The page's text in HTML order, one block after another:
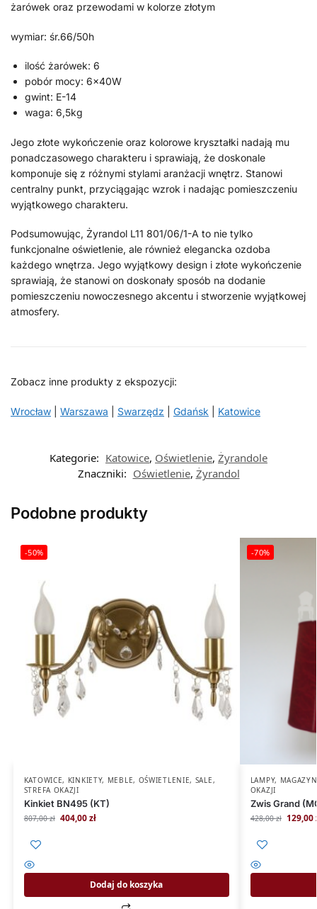
żarówek oraz przewodami w kolorze złotym
wymiar: śr.66/50h
ilość żarówek: 6
pobór mocy: 6x40W
gwint: E-14
waga: 6,5kg
Jego złote wykończenie oraz kolorowe kryształki nadają mu
ponadczasowego charakteru i sprawiają, że doskonale
komponuje się z różnymi stylami aranżacji wnętrz. Stanowi
centralny punkt, przyciągając wzrok i nadając pomieszczeniu
wyjątkowego charakteru.
Podsumowując, Żyrandol L11 801/06/1-A to nie tylko
funkcjonalne oświetlenie, ale również elegancka ozdoba
każdego wnętrza. Jego wyjątkowy design i złote wykończenie
sprawiają, że stanowi on doskonały sposób na dodanie
pomieszczeniu nowoczesnego akcentu i stworzenie wyjątkowej
atmosfery.
Zobacz inne produkty z ekspozycji:
Wrocław Warszawa Swarzędz Gdańsk Katowice
Kategorie: Katowice, Oświetlenie, Żyrandole
Znaczniki: Oświetlenie, Żyrandol
Podobne produkty
-50%
KATOWICE, KINKIETY, MEBLE, OŚWIETLENIE, SALE,
STREFA OKAZJI
Kinkiet BN495 (KT)
807,00zł 404,00zł
Dodaj do koszyka
-70%
LAMPY, MAGAZYN
OKAZJI
Zwis Grand
428,00zł 129,00